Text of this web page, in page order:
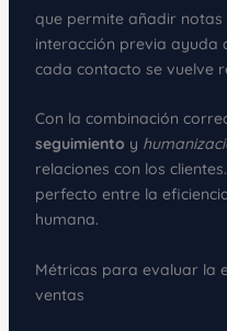
que permite añadir
interacción previa ayuda
cada contacto se vuelve
Con la combinación
seguimiento y
relaciones con los
perfecto entre la
humana.
Métricas para evaluar la
ventas